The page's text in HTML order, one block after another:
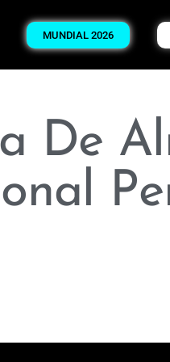
MUNDIAL 2026
De